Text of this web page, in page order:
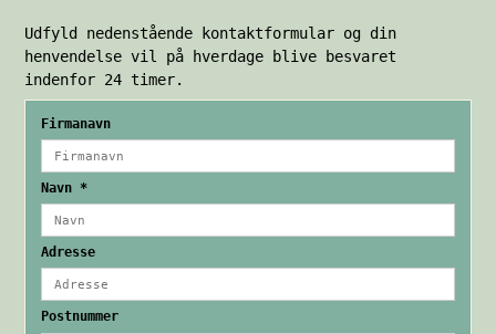
Udfyld nedenstående kontaktformular og din
henvendelse vil på hverdage blive besvaret
indenfor 24 timer.
Firmanavn
Navn *
Adresse
Postnummer